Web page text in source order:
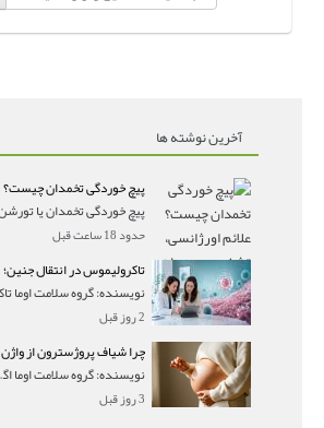
آخرین نوشته ها
حدود 18 ساعت قبل
2 روز قبل
نویسنده:
3 روز قبل